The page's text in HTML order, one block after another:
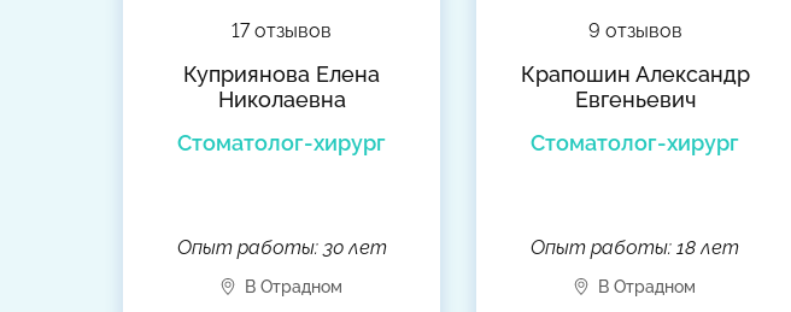
17 отзывов
Куприянова Елена
Николаевна
Стоматолог-хирург
Опыт работы: 30 лет
9 отзывов
Крапошин Александр
Евгеньевич
Стоматолог-хирург
Опыт работы: 18 лет